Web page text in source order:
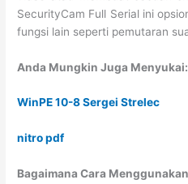
SecurityCam Full Serial ini
fungsi lain seperti pemutaran
Anda Mungkin Juga Menyukai:
WinPE 10-8 Sergei Strelec
nitro pdf
Bagaimana Cara